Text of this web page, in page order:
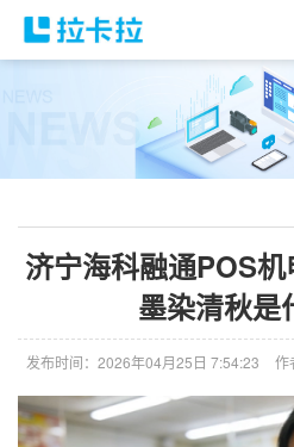
济宁海科融通POS
墨染清秋是
发布时间：2026年04月25日 7:54:23 作